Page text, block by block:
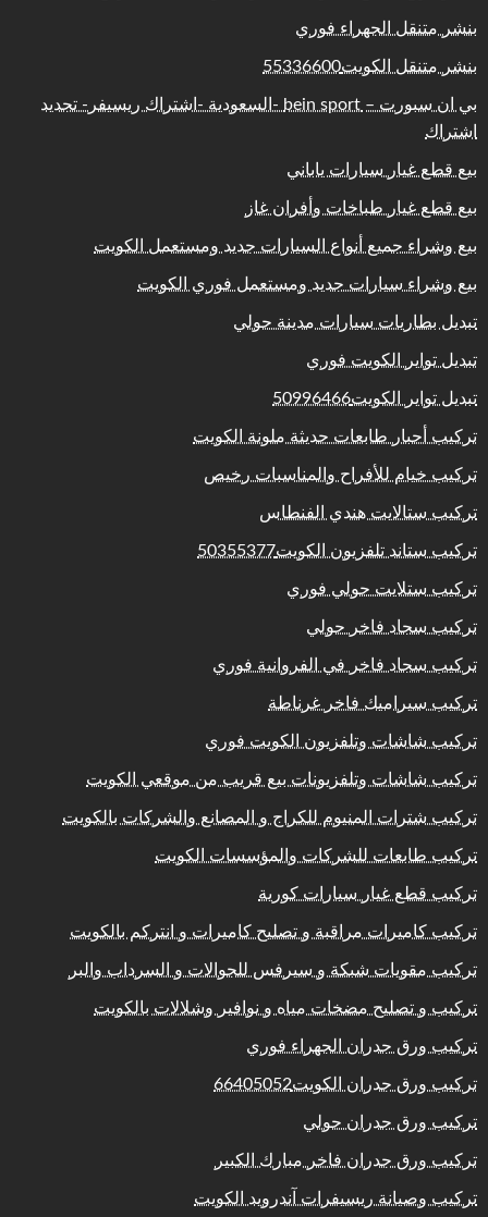
بنشر متنقل الجهراء فوري
بنشر متنقل الكويت55336600
بي ان سبورت – bein sport -السعودية -اشتراك ريسيفر- تجديد
اشتراك
بيع قطع غيار سيارات ياباني
بيع قطع غيار طباخات وأفران غاز
بيع وشراء جميع أنواع السيارات جديد ومستعمل الكويت
بيع وشراء سيارات جديد ومستعمل فوري الكويت
تبديل بطاريات سيارات مدينة حولي
تبديل تواير الكويت فوري
تبديل تواير الكويت50996466
تركيب أحبار طابعات حديثة ملونة الكويت
تركيب خيام للأفراح والمناسبات رخيص
تركيب ستالايت هندي الفنطاس
تركيب ستاند تلفزيون الكويت50355377
تركيب ستلايت حولي فوري
تركيب سجاد فاخر حولي
تركيب سجاد فاخر في الفروانية فوري
تركيب سيراميك فاخر غرناطة
تركيب شاشات وتلفزيون الكويت فوري
تركيب شاشات وتلفزيونات بيع قريب من موقعي الكويت
تركيب شترات المنيوم للكراج و المصانع والشركات بالكويت
تركيب طابعات للشركات والمؤسسات الكويت
تركيب قطع غيار سيارات كورية
تركيب كاميرات مراقبة و تصليح كاميرات و انتركم بالكويت
تركيب مقويات شبكة و سيرفس للجوالات و السرداب والبر
تركيب و تصليح مضخات مياه و نوافير وشلالات بالكويت
تركيب ورق جدران الجهراء فوري
تركيب ورق جدران الكويت66405052
تركيب ورق جدران حولي
تركيب ورق جدران فاخر مبارك الكبير
تركيب وصيانة ريسيفرات آندرويد الكويت